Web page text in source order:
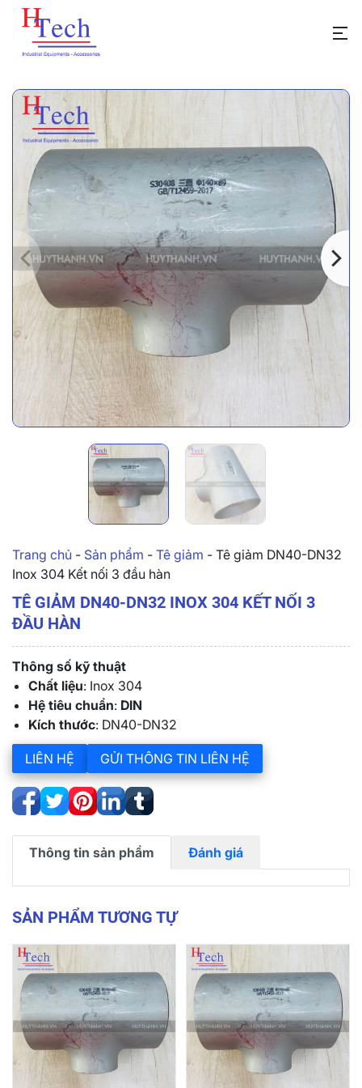
Trang chủ - Sản phẩm - Tê giảm - Tê giảm DN40-DN32
Inox 304 Kết nối 3 đầu hàn
TÊ GIẢM DN40-DN32 INOX 304 KẾT NỐI 3
ĐẦU HÀN
Thông số kỹ thuật
Chất liệu: Inox 304
Hệ tiêu chuẩn: DIN
Kích thước: DN40-DN32
LIÊN HỆ GỬI THÔNG TIN LIÊN HỆ
Thông tin sản phẩm Đánh giá
SẢN PHẨM TƯƠNG TỰ